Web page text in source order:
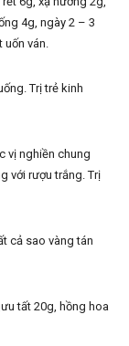
4g, ngày 2 – 3
ván.
Trị trẻ kinh
vị nghiền chung
với rượu trắng. Trị
cả sao vàng tán
tất 20g, hồng hoa